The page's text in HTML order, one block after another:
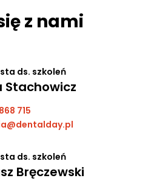
z nami
ds. szkoleń
Stachowicz
715
ds. szkoleń
Bręczewski